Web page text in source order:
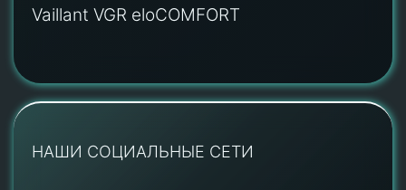
Vaillant VGR eloCOMFORT
НАШИ СОЦИАЛЬНЫЕ СЕТИ